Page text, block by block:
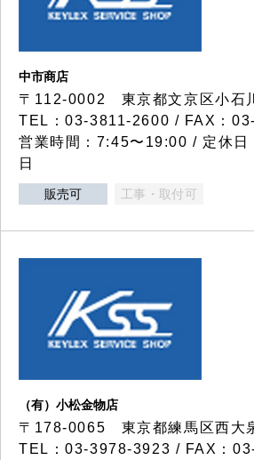
中市商店
〒112-0002 東京都文京区小石
TEL：03-3811-2600 / FAX：
営業時間：7:45〜19:00 / 定休日
日
販売可 工事・取付可
（有）小松金物店
〒178-0065 東京都練馬区西大
TEL：03-3978-3923 / FAX：